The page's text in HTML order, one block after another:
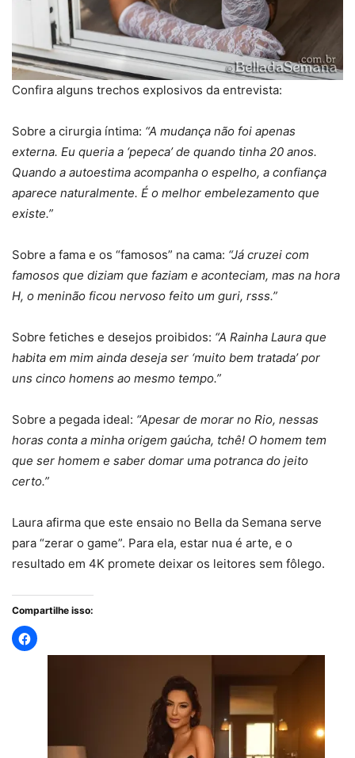
Confira alguns trechos explosivos da entrevista:
Sobre a cirurgia íntima: “A mudança não foi apenas
externa. Eu queria a ‘pepeca’ de quando tinha 20 anos.
Quando a autoestima acompanha o espelho, a confiança
aparece naturalmente. É o melhor embelezamento que
existe.”
Sobre a fama e os “famosos” na cama: “Já cruzei com
famosos que diziam que faziam e aconteciam, mas na hora
H, o meninão ficou nervoso feito um guri, rsss.”
Sobre fetiches e desejos proibidos: “A Rainha Laura que
habita em mim ainda deseja ser ‘muito bem tratada’ por
uns cinco homens ao mesmo tempo.”
Sobre a pegada ideal: “Apesar de morar no Rio, nessas
horas conta a minha origem gaúcha, tchê! O homem tem
que ser homem e saber domar uma potranca do jeito
certo.”
Laura afirma que este ensaio no Bella da Semana serve
para “zerar o game”. Para ela, estar nua é arte, e o
resultado em 4K promete deixar os leitores sem fôlego.
Compartilhe isso: